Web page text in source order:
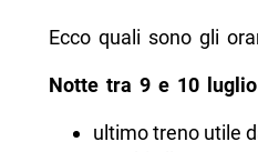
Ecco quali sono gli
Notte tra 9 e 10 luglio
ultimo treno utile